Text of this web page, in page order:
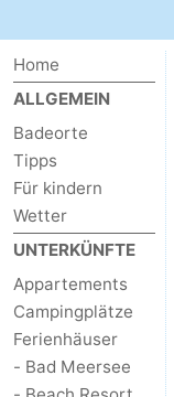
Home
ALLGEMEIN
Badeorte
Tipps
Für kindern
Wetter
UNTERKÜNFTE
Appartements
Campingplätze
Ferienhäuser
- Bad Meersee